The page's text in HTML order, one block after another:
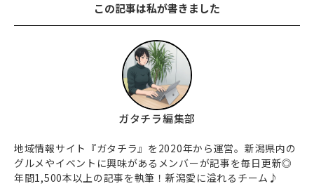
この記事は私が書きました
ガタチラ編集部
地域情報サイト『ガタチラ』を2020年から運営。新潟県内の
グルメやイベントに興味があるメンバーが記事を毎日更新◎
年間1,500本以上の記事を執筆！新潟愛に溢れるチーム♪